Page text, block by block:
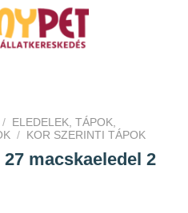
/
ELEDELEK, TÁPOK,
/ KOR SZERINTI TÁPOK
macskaeledel 2